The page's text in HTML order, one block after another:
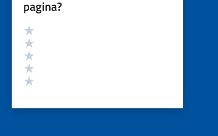
pagina?
Valutazione